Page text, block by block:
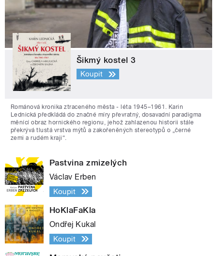
Šikmý kostel 3
Koupit
Románová kronika ztraceného města - léta 1945–1961. Karin
Lednická předkládá do značné míry převratný, dosavadní paradigma
měnící obraz hornického regionu, jehož zahlazenou historii stále
překrývá tlustá vrstva mýtů a zakořeněných stereotypů o „černé
zemi a rudém kraji“.
Pastvina zmizelých
Václav Erben
Koupit
HoKlaFaKla
Ondřej Kukal
Koupit